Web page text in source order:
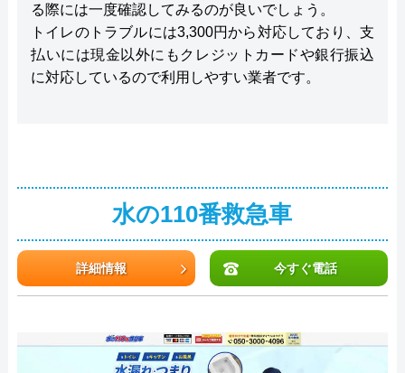
る際には一度確認してみるのが良いでしょう。
トイレのトラブルには3,300円から対応しており、支
払いには現金以外にもクレジットカードや銀行振込
に対応しているので利用しやすい業者です。
水の110番救急車
詳細情報 今すぐ電話